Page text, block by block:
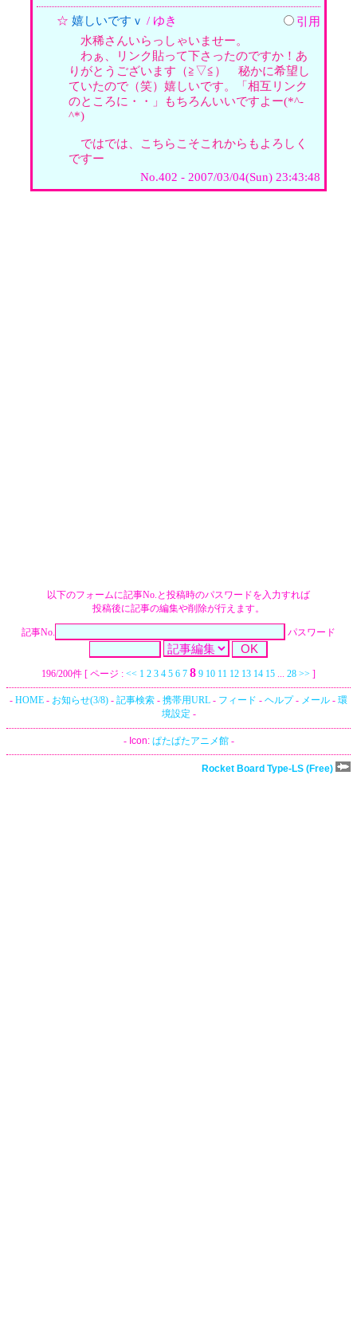
☆ 嬉しいですｖ / ゆき
引用
水稀さんいらっしゃいませー。
わぁ、リンク貼って下さったのですか！あ
りがとうございます（≧▽≦） 秘かに希望し
ていたので（笑）嬉しいです。「相互リンク
のところに・・」もちろんいいですよー(*^-
^*)
ではでは、こちらこそこれからもよろしく
ですー
No.402 - 2007/03/04(Sun) 23:43:48
以下のフォームに記事No.と投稿時のパスワードを入力すれば
投稿後に記事の編集や削除が行えます。
記事No. パスワード
196/200件 [ ページ : << 1 2 3 4 5 6 7 8 9 10 11 12 13 14 15 28 >> ]
- HOME - お知らせ(3/8) - 記事検索 - 携帯用URL - フィード - ヘルプ- メール - 環
境設定 -
- Icon: ぱたぱたアニメ館-
Rocket Board Type-LS (Free)